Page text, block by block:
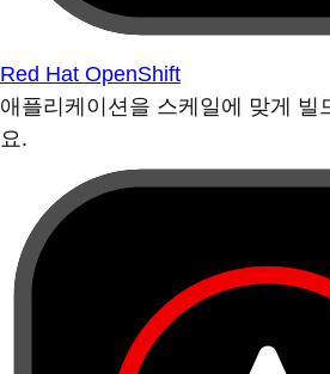
Red Hat OpenShift
애플리케이션을 스케일에 맞게 빌
요.